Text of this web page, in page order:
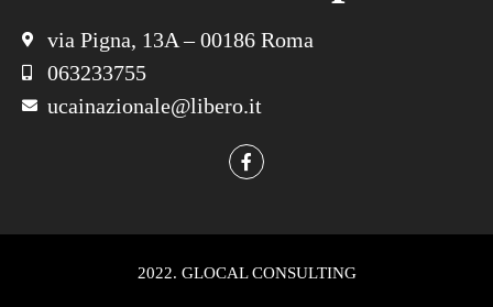
via Pigna, 13A – 00186 Roma
063233755
ucainazionale@libero.it
2022. GLOCAL CONSULTING